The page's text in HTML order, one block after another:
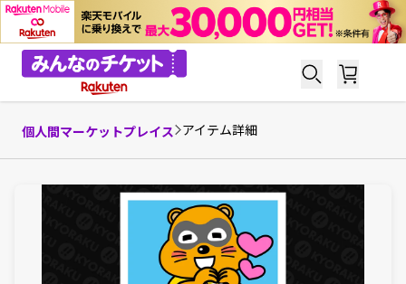
個人間マーケットプレイス アイテム詳細